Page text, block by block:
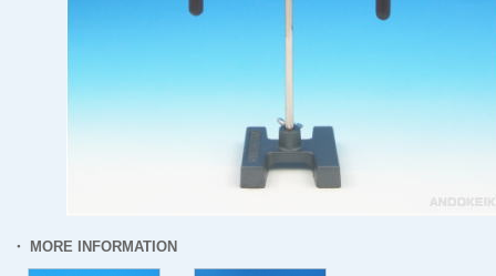
・ MORE INFORMATION